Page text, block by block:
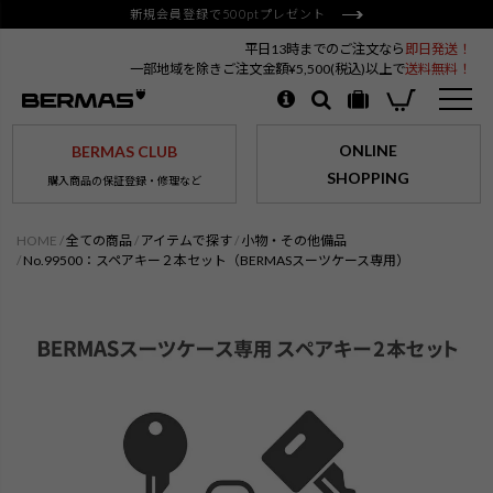
新規会員登録で500ptプレゼント
平日13時までのご注文なら 即日発送！
一部地域を除きご注文金額¥5,500(税込)以上で送料無料！
BERMAS CLUB
購入商品の保証登録・修理など
ONLINE
SHOPPING
HOME 全ての商品 アイテムで探す 小物・その他備品
No.99500：スペアキー２本セット（BERMASスーツケース専用）